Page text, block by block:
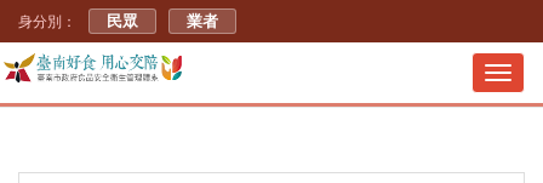
身分別： 民眾 業者